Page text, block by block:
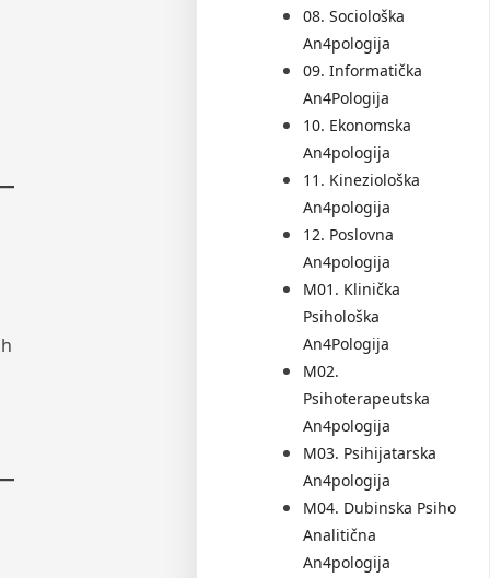
08. Sociološka
An4pologija
09. Informatička
An4Pologija
10. Ekonomska
An4pologija
11. Kineziološka
An4pologija
12. Poslovna
An4pologija
M01. Klinička
Psihološka
An4Pologija
M02.
Psihoterapeutska
An4pologija
M03. Psihijatarska
An4pologija
M04. Dubinska Psiho
Analitična
An4pologija